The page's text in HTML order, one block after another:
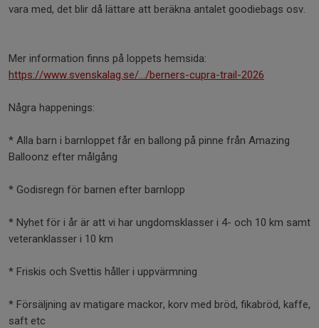
vara med, det blir då lättare att beräkna antalet goodiebags osv.
Mer information finns på loppets hemsida:
https://www.svenskalag.se/.../berners-cupra-trail-2026
Några happenings:
* Alla barn i barnloppet får en ballong på pinne från Amazing
Balloonz efter målgång
* Godisregn för barnen efter barnlopp
* Nyhet för i år är att vi har ungdomsklasser i 4- och 10 km samt
veteranklasser i 10 km
* Friskis och Svettis håller i uppvärmning
* Försäljning av matigare mackor, korv med bröd, fikabröd, kaffe,
saft etc